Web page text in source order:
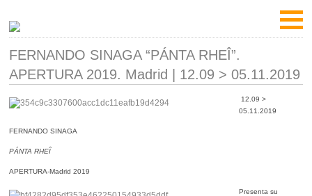
FERNANDO SINAGA “PÁNTA RHEÎ”.
APERTURA 2019. Madrid | 12.09 > 05.11.2019
12.09 >
05.11.2019
FERNANDO SINAGA
PÁNTA RHEÎ
APERTURA-Madrid 2019
Presenta su